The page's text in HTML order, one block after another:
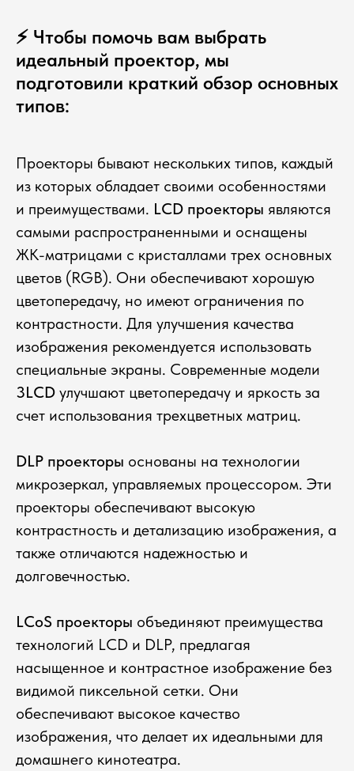
⚡️ Чтобы помочь вам выбрать
идеальный проектор, мы
подготовили краткий обзор основных
типов:
Проекторы бывают нескольких типов, каждый
из которых обладает своими особенностями
и преимуществами. LCD проекторы являются
самыми распространенными и оснащены
ЖК-матрицами с кристаллами трех основных
цветов (RGB). Они обеспечивают хорошую
цветопередачу, но имеют ограничения по
контрастности. Для улучшения качества
изображения рекомендуется использовать
специальные экраны. Современные модели
3LCD улучшают цветопередачу и яркость за
счет использования трехцветных матриц.
DLP проекторы основаны на технологии
микрозеркал, управляемых процессором. Эти
проекторы обеспечивают высокую
контрастность и детализацию изображения, а
также отличаются надежностью и
долговечностью.
LCoS проекторы объединяют преимущества
технологий LCD и DLP, предлагая
насыщенное и контрастное изображение без
видимой пиксельной сетки. Они
обеспечивают высокое качество
изображения, что делает их идеальными для
домашнего кинотеатра.